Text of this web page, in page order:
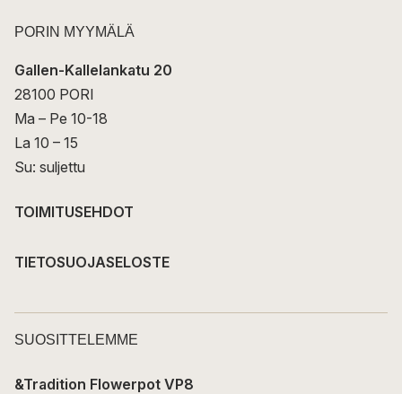
PORIN MYYMÄLÄ
Gallen-Kallelankatu 20
28100 PORI
Ma – Pe 10-18
La 10 – 15
Su: suljettu
TOIMITUSEHDOT
TIETOSUOJASELOSTE
SUOSITTELEMME
&Tradition Flowerpot VP8